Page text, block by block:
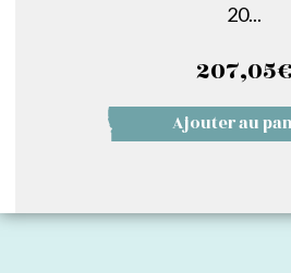
20...
207,05€
Ajouter au